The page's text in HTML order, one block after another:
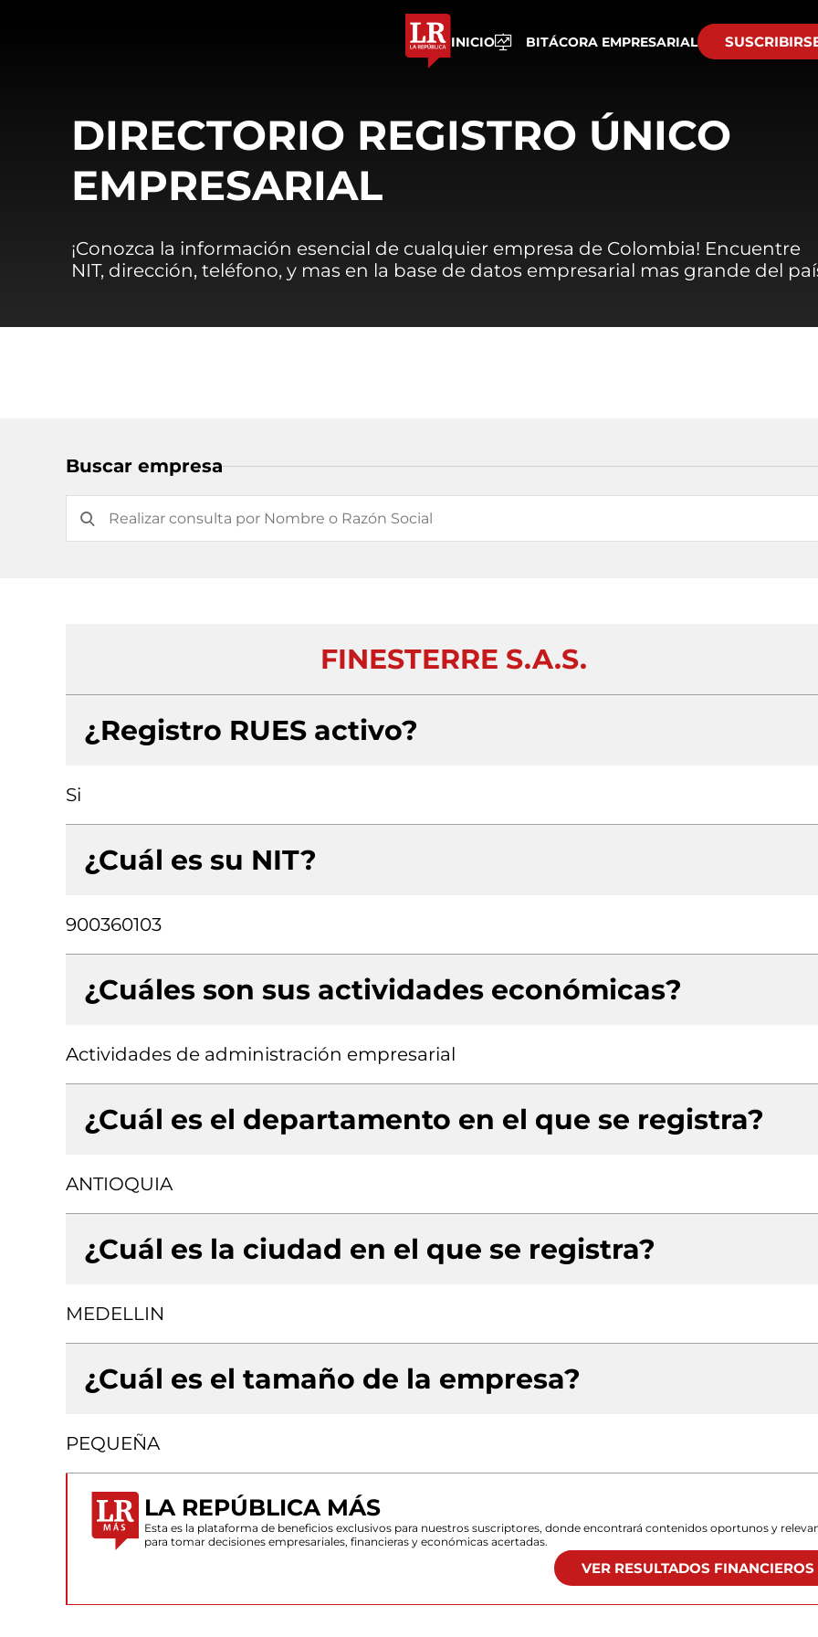
INICIO BITÁCORA EMPRESARIAL
DIRECTORIO REGISTRO ÚNICO
EMPRESARIAL
¡Conozca la información esencial de cualquier empresa de Colombia! Encuentre
NIT, dirección, teléfono, y mas en la base de datos empresarial mas grande del
Buscar empresa
FINESTERRE S.A.S.
¿Registro RUES activo?
Si
¿Cuál es su NIT?
900360103
¿Cuáles son sus actividades económicas?
Actividades de administración empresarial
¿Cuál es el departamento en el que se registra?
ANTIOQUIA
¿Cuál es la ciudad en el que se registra?
MEDELLIN
¿Cuál es el tamaño de la empresa?
PEQUEÑA
LA REPÚBLICA MÁS
Esta es la plataforma de beneficios exclusivos para nuestros suscriptores, donde encontrará contenidos oportunos y
para tomar decisiones empresariales, financieras y económicas acertadas.
VER RESULTADOS FINANCIEROS